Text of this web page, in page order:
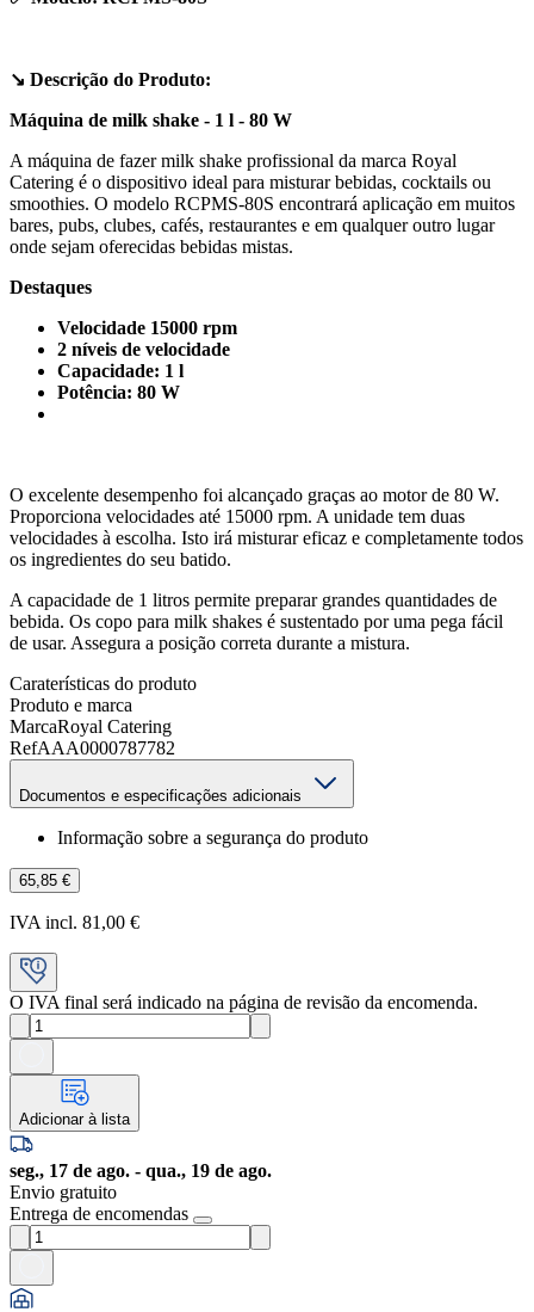
↘️ Descrição do Produto:
Máquina de milk shake - 1 l - 80 W
A máquina de fazer milk shake profissional da marca Royal
Catering é o dispositivo ideal para misturar bebidas, cocktails ou
smoothies. O modelo RCPMS-80S encontrará aplicação em muitos
bares, pubs, clubes, cafés, restaurantes e em qualquer outro lugar
onde sejam oferecidas bebidas mistas.
Destaques
Velocidade 15000 rpm
2 níveis de velocidade
Capacidade: 1 l
Potência: 80 W
O excelente desempenho foi alcançado graças ao motor de 80 W.
Proporciona velocidades até 15000 rpm. A unidade tem duas
velocidades à escolha. Isto irá misturar eficaz e completamente todos
os ingredientes do seu batido.
A capacidade de 1 litros permite preparar grandes quantidades de
bebida. Os copo para milk shakes é sustentado por uma pega fácil
de usar. Assegura a posição correta durante a mistura.
Caraterísticas do produto
Produto e marca
MarcaRoyal Catering
RefAAA0000787782
Documentos e especificações adicionais
Informação sobre a segurança do produto
65,85 €
IVA incl. 81,00 €
O IVA final será indicado na página de revisão da encomenda.
Adicionar à lista
seg., 17 de ago. - qua., 19 de ago.
Envio gratuito
Entrega de encomendas